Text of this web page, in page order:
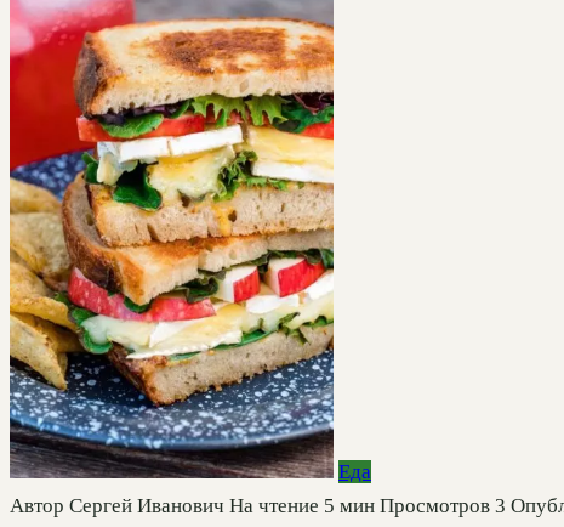
Еда
Автор Сергей Иванович На чтение 5 мин Просмотров 3